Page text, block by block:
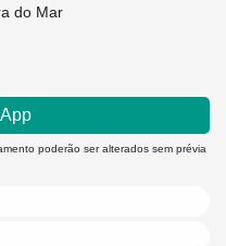
do Mar
poderão ser alterados sem prévia